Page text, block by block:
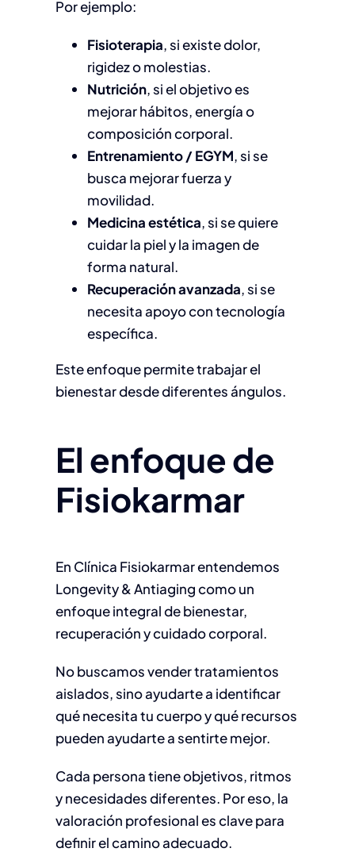
Por ejemplo:
Fisioterapia, si existe dolor,
rigidez o molestias.
Nutrición, si el objetivo es
mejorar hábitos, energía o
composición corporal.
Entrenamiento / EGYM, si se
busca mejorar fuerza y
movilidad.
Medicina estética, si se quiere
cuidar la piel y la imagen de
forma natural.
Recuperación avanzada, si se
necesita apoyo con tecnología
específica.
Este enfoque permite trabajar el
bienestar desde diferentes ángulos.
El enfoque de
Fisiokarmar
En Clínica Fisiokarmar entendemos
Longevity & Antiaging como un
enfoque integral de bienestar,
recuperación y cuidado corporal.
No buscamos vender tratamientos
aislados, sino ayudarte a identificar
qué necesita tu cuerpo y qué recursos
pueden ayudarte a sentirte mejor.
Cada persona tiene objetivos, ritmos
y necesidades diferentes. Por eso, la
valoración profesional es clave para
definir el camino adecuado.